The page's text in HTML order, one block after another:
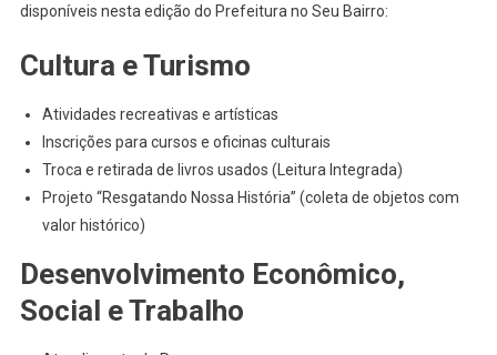
disponíveis nesta edição do Prefeitura no Seu Bairro:
Cultura e Turismo
Atividades recreativas e artísticas
Inscrições para cursos e oficinas culturais
Troca e retirada de livros usados (Leitura Integrada)
Projeto “Resgatando Nossa História” (coleta de objetos com
valor histórico)
Desenvolvimento Econômico,
Social e Trabalho